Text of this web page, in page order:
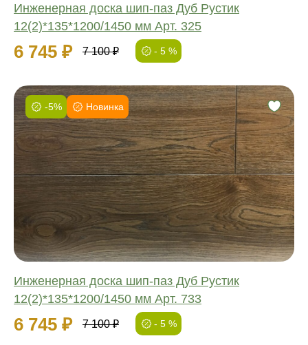
Инженерная доска шип-паз Дуб Рустик
12(2)*135*1200/1450 мм Арт. 325
6 745 ₽ 7 100 ₽ - 5 %
-5% Новинка
Инженерная доска шип-паз Дуб Рустик
12(2)*135*1200/1450 мм Арт. 733
6 745 ₽ 7 100 ₽ - 5 %
Фаска:
Соединение:
Обработка:
Длина:
Ширина: